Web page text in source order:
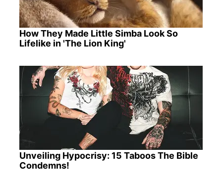
How They Made Little Simba Look So
Lifelike in 'The Lion King'
Unveiling Hypocrisy: 15 Taboos The Bible
Condemns!